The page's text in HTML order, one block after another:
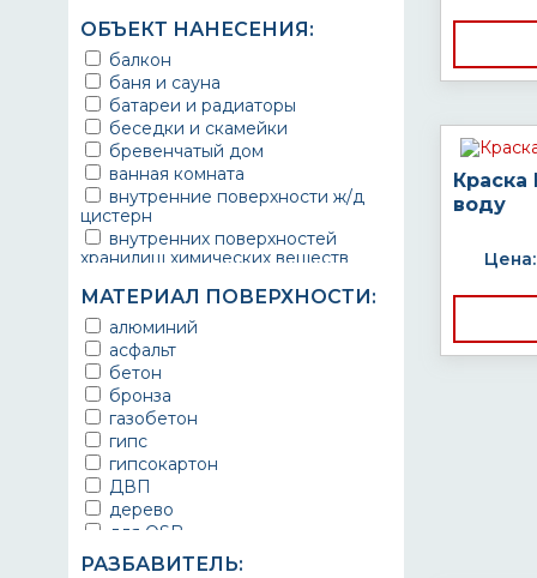
ОБЪЕКТ НАНЕСЕНИЯ:
балкон
баня и сауна
батареи и радиаторы
беседки и скамейки
бревенчатый дом
ванная комната
внутренние поверхности ж/д
цистерн
внутренних поверхностей
хранилищ химических веществ
ворота
выхлопные системы
автомобилей
газопроводы
гараж
гидротехнические сооружения
городской транспорт
грузовые вагоны
двери металлические
детали двигателей
детали машин
для автомобилей
МАТЕРИАЛ ПОВЕРХНОСТИ:
алюминий
асфальт
бетон
бронза
газобетон
гипс
гипсокартон
ДВП
дерево
для OSB
для бетона
РАЗБАВИТЕЛЬ:
воду
Цена: